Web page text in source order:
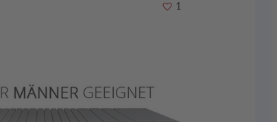
Merken
1